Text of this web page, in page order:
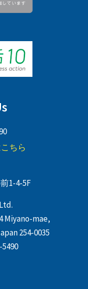
ちら
1-4-5F
Miyano-mae,
254-0035